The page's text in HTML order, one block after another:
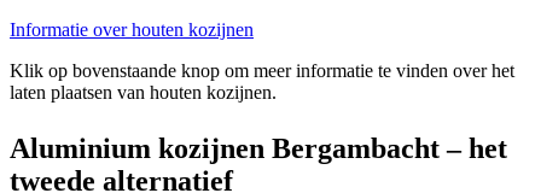
Informatie over houten kozijnen
Klik op bovenstaande knop om meer informatie te vinden over het
laten plaatsen van houten kozijnen.
Aluminium kozijnen Bergambacht – het
tweede alternatief